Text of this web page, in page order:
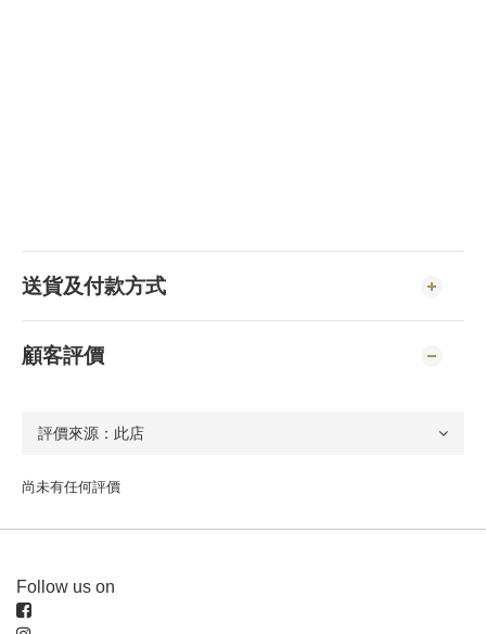
送貨及付款方式
顧客評價
尚未有任何評價
Follow us on